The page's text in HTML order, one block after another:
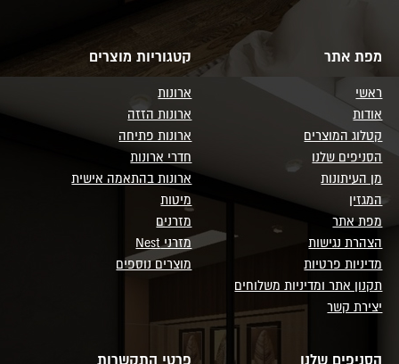
מפת אתר
ראשי
אודות
קטלוג המוצרים
הסניפים שלנו
מן העיתונות
המגזין
מפת אתר
הצהרת נגישות
מדיניות פרטיות
תקנון אתר ומדיניות משלוחים
יצירת קשר
קטגוריות מוצרים
ארונות
ארונות הזזה
ארונות פתיחה
חדרי ארונות
ארונות בהתאמה אישית
מיטות
מזרנים
מזרני Nest
מוצרים נוספים
הסניפים שלנו פרטי התקשרות